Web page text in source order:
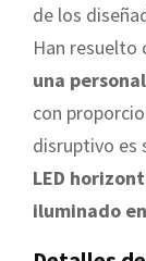
de los
Han resuelto
una
con
disruptivo es
LED
iluminado